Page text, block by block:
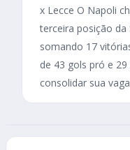
x Lecce O Napoli
terceira posição
somando 17
de 43 gols pró e
consolidar sua